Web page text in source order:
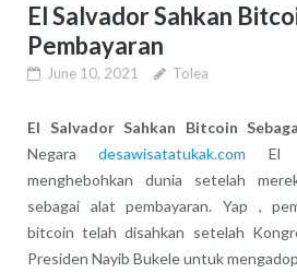
El Salvador Sahkan
Pembayaran
June 10, 2021 Tolea
El Salvador Sahkan Bitcoin
Negaradesawisatatukak.com El
menghebohkan dunia setelah
sebagai alat pembayaran. Yap ,
bitcoin telah disahkan setelah
Presiden Nayib Bukele untuk